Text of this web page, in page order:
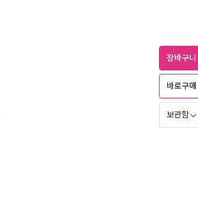
장바구니
바로구매
보관함